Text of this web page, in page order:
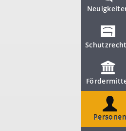
Personen